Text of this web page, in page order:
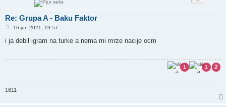
Re: Grupa A - Baku Faktor
P
s
16 jun 2021, 19:57
i ja debil igram na turke a nema mi mrze nacije ocm
2
1
1
1811